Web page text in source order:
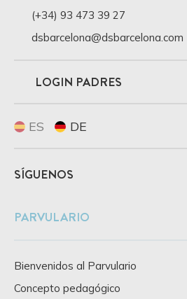
(+34) 93 473 39 27
dsbarcelona@dsbarcelona.com
LOGIN PADRES
ES DE
SÍGUENOS
PARVULARIO
Bienvenidos al Parvulario
Concepto pedagógico